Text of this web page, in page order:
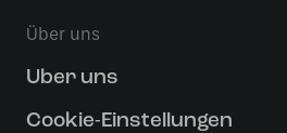
Über uns
Uber uns
Cookie-Einstellungen